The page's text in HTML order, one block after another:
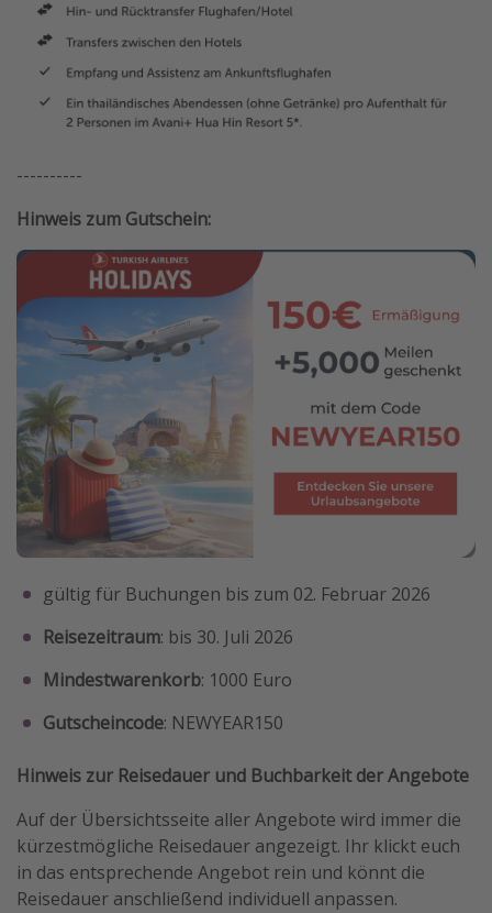
----------
Hinweis zum Gutschein:
gültig für Buchungen bis zum 02. Februar 2026
Reisezeitraum: bis 30. Juli 2026
Mindestwarenkorb: 1000 Euro
Gutscheincode: NEWYEAR150
Hinweis zur Reisedauer und Buchbarkeit der Angebote
Auf der Übersichtsseite aller Angebote wird immer die
kürzestmögliche Reisedauer angezeigt. Ihr klickt euch
in das entsprechende Angebot rein und könnt die
Reisedauer anschließend individuell anpassen.